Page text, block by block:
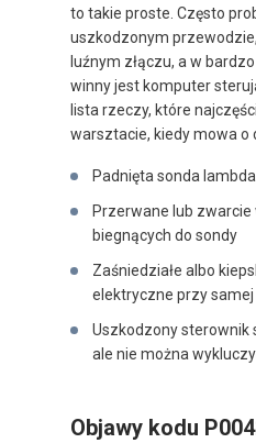
to takie proste. Często
uszkodzonym
luźnym złączu, a w
winny jest komputer
lista rzeczy, które
warsztacie, kiedy mowa o
Padnięta sonda
Przerwane lub
biegnących do sondy
Zaśniedziałe albo
elektryczne przy
Uszkodzony sterownik
ale nie można
Objawy kodu